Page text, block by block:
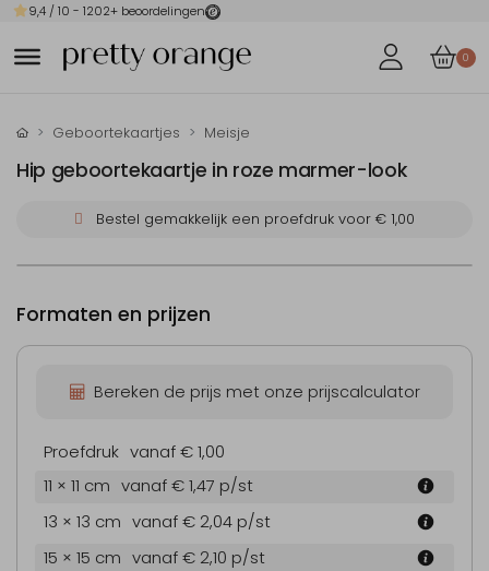
9,4 / 10 - 1202+ beoordelingen
0
Geboortekaartjes Meisje
Hip geboortekaartje in roze marmer-look
Bestel gemakkelijk een proefdruk voor € 1,00
Formaten en prijzen
Bereken de prijs met onze prijscalculator
Proefdruk vanaf € 1,00
11 × 11 cm vanaf € 1,47 p/st
13 × 13 cm vanaf € 2,04 p/st
15 × 15 cm vanaf € 2,10 p/st